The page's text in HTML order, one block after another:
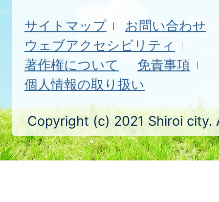
サイトマップ
お問い合わせ
ウェブアクセシビリティ
著作権について
免責事項
個人情報の取り扱い
Copyright (c) 2021 Shiroi city.